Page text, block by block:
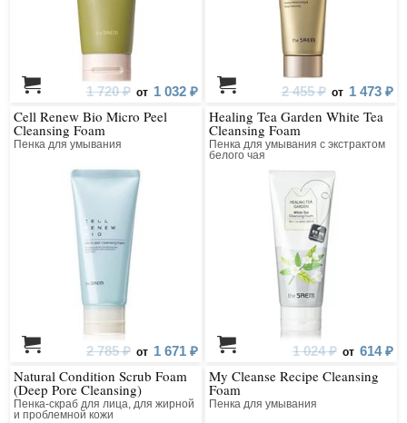
1 720 ₽ от 1 032 ₽ 2 455 ₽ от 1 473 ₽
Cell Renew Bio Micro Peel
Cleansing Foam
Пенка для умывания
2 785 ₽ от 1 671 ₽
Healing Tea Garden White Tea
Cleansing Foam
Пенка для умывания с экстрактом
белого чая
1 024 ₽ от 614 ₽
Natural Condition Scrub Foam
(Deep Pore Cleansing)
Пенка-скраб для лица, для жирной
и проблемной кожи
My Cleanse Recipe Cleansing
Foam
Пенка для умывания